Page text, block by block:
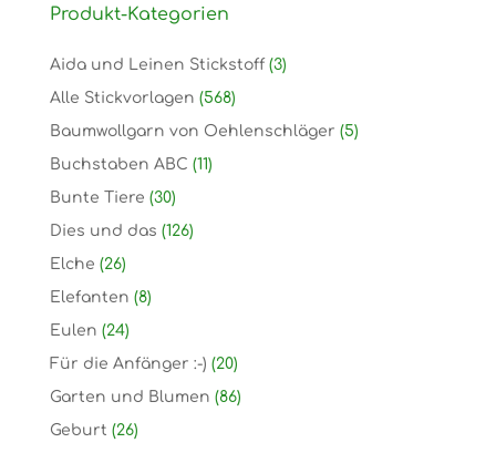
Produkt-Kategorien
Aida und Leinen Stickstoff (3)
Alle Stickvorlagen (568)
Baumwollgarn von Oehlenschläger (5)
Buchstaben ABC (11)
Bunte Tiere (30)
Dies und das (126)
Elche (26)
Elefanten (8)
Eulen (24)
Für die Anfänger :-) (20)
Garten und Blumen (86)
Geburt (26)